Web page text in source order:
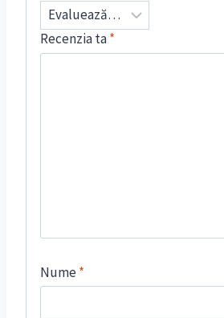
Recenzia ta*
Nume*